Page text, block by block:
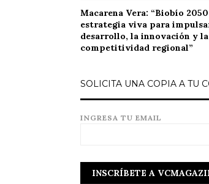
Macarena Vera: “Biobío
estrategia viva para
desarrollo, la innovación y la
competitividad regional”
SOLICITA UNA COPIA A TU
INGRESA TU EMAIL